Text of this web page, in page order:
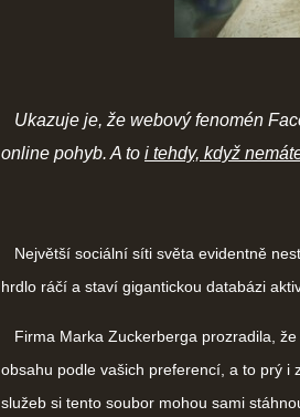
Ukazuje je, že webový fenomén
online pohyb. A to i tehdy, když
Největší sociální síti světa evidentně
hrdlo ráčí a staví gigantickou databázi
Firma Marka Zuckerberga prozradila,
obsahu podle vašich preferencí, a to prý i
služeb si tento soubor mohou sami